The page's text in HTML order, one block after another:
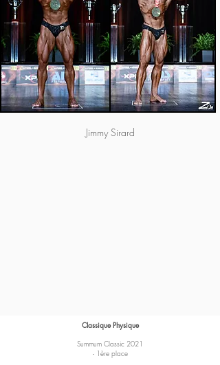
Jimmy Sirard
Classique Physique
Summum Classic 2021
- 1ère place